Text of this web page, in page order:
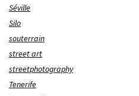
Séville
Silo
souterrain
street art
streetphotography
Tenerife